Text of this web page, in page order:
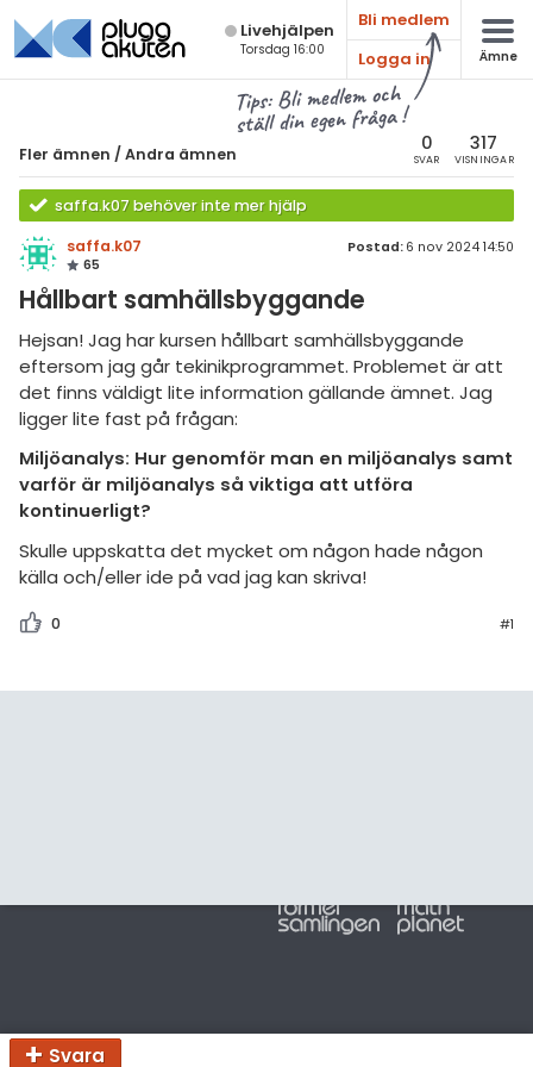
Live­hjälpen
Torsdag 16:00
Bli medlem
Logga in
Ämne
Tips: Bli medlem och
ställ din egen fråga !
Fler ämnen /Andra ämnen 0
SVAR
317
VISNINGAR
saffa.k07 behöver inte mer hjälp
saffa.k07
65
Postad: 6 nov 2024 14:50
Hållbart samhällsbyggande
Hejsan! Jag har kursen hållbart samhällsbyggande
eftersom jag går tekinikprogrammet. Problemet är att
det finns väldigt lite information gällande ämnet. Jag
ligger lite fast på frågan:
Miljöanalys: Hur genomför man en miljöanalys samt
varför är miljöanalys så viktiga att utföra
kontinuerligt?
Skulle uppskatta det mycket om någon hade någon
källa och/eller ide på vad jag kan skriva!
0 #1
Svara
& Bygg
språk
ämnen
Alla ämnen
Fler ämnen
Alla trådar
Hem- och
konsumentkunskap
Idrott och hälsa
Andra ämnen
Livehjälpen
Regler
För lärare
diskussioner